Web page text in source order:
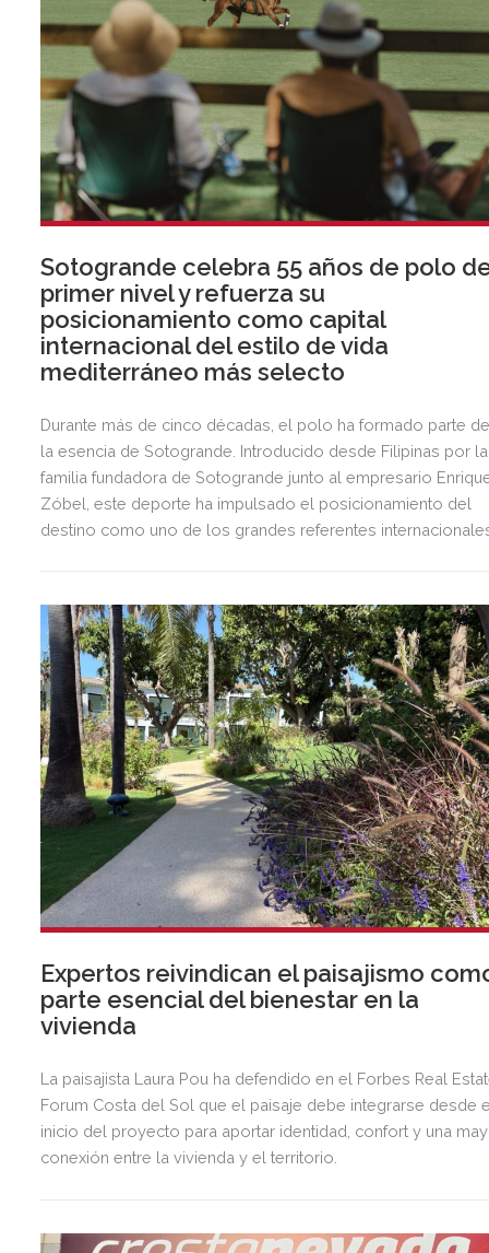
Sotogrande celebra 55 años de polo
primer nivel y refuerza su
posicionamiento como capital
internacional del estilo de vida
mediterráneo más selecto
Durante más de cinco décadas, el polo ha formado parte
la esencia de Sotogrande. Introducido desde Filipinas por la
familia fundadora de Sotogrande junto al empresario
Zóbel, este deporte ha impulsado el posicionamiento del
destino como uno de los grandes referentes
exclusiva agenda social.
Expertos reivindican el paisajismo
parte esencial del bienestar en la
vivienda
La paisajista Laura Pou ha defendido en el Forbes Real
Forum Costa del Sol que el paisaje debe integrarse desde
inicio del proyecto para aportar identidad, confort y una
conexión entre la vivienda y el territorio.